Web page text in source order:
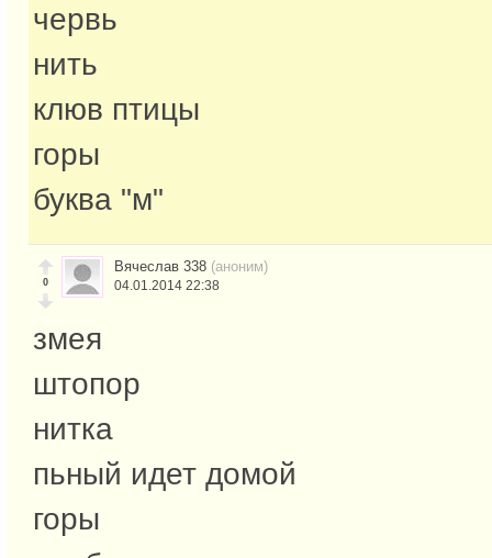
червь
нить
клюв птицы
горы
буква "м"
0
Вячеслав 338 (аноним)
04.01.2014 22:38
змея
штопор
нитка
пьный идет домой
горы